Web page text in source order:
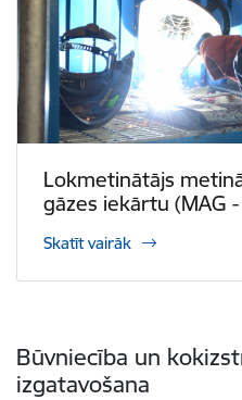
Lokmetinātājs
gāzes iekārtu (MAG -
Skatīt vairāk
Būvniecība un
izgatavošana